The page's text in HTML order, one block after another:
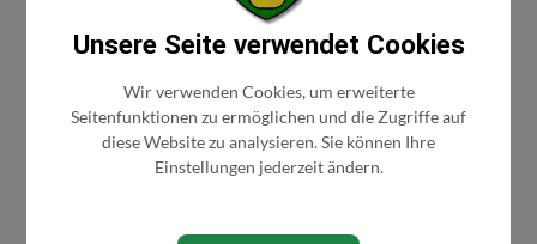
⇐ zurück
Unsere Seite verwendet Cookies
Wir verwenden Cookies, um erweiterte
Seitenfunktionen zu ermöglichen und die Zugriffe auf
diese Website zu analysieren. Sie können Ihre
Einstellungen jederzeit ändern.